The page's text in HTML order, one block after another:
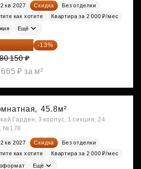
2 кв 2027 Скидка
Без отделки
как хотите
Квартира за 2 000 ₽/мес
Ещё
731 ₽ -13%
150 ₽
₽ за м²
45.8м²
Гарден, 3 корпус, 1 секция, 24
№178
2 кв 2027 Скидка
Без отделки
как хотите
Квартира за 2 000 ₽/мес
Ещё